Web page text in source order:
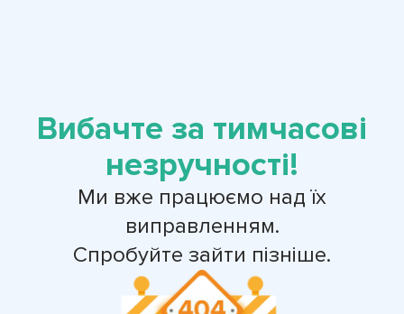
Вибачте за тимчасові
незручності!
Ми вже працюємо над їх
виправленням.
Спробуйте зайти пізніше.